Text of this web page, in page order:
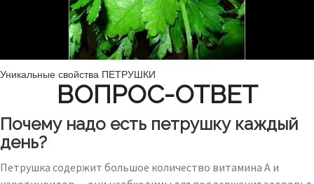
Уникальные свойства ПЕТРУШКИ
ВОПРОС-ОТВЕТ
Почему надо есть петрушку каждый
день?
Петрушка содержит большое количество витамина А и